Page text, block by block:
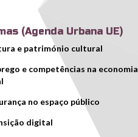
(Agenda Urbana UE)
e património cultural
e competências na economia
no espaço público
digital